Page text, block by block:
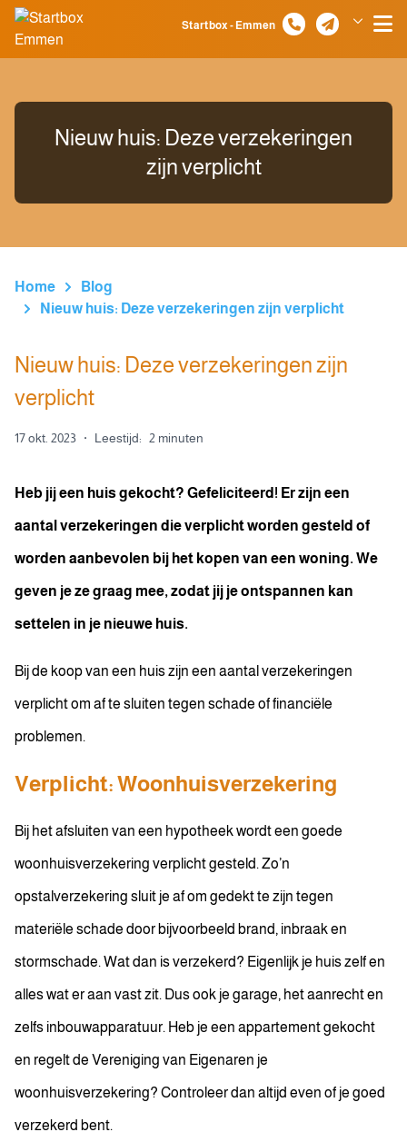
Spring naar inhoud
Startbox - Emmen
Nieuw huis: Deze verzekeringen
zijn verplicht
Home
Blog
Nieuw huis: Deze verzekeringen zijn verplicht
Nieuw huis: Deze verzekeringen zijn
verplicht
17 okt. 2023 · Leestijd: 2 minuten
Heb jij een huis gekocht? Gefeliciteerd! Er zijn een
aantal verzekeringen die verplicht worden gesteld of
worden aanbevolen bij het kopen van een woning. We
geven je ze graag mee, zodat jij je ontspannen kan
settelen in je nieuwe huis.
Bij de koop van een huis zijn een aantal verzekeringen
verplicht om af te sluiten tegen schade of financiële
problemen.
Verplicht: Woonhuisverzekering
Bij het afsluiten van een hypotheek wordt een goede
woonhuisverzekering verplicht gesteld. Zo’n
opstalverzekering sluit je af om gedekt te zijn tegen
materiële schade door bijvoorbeeld brand, inbraak en
stormschade. Wat dan is verzekerd? Eigenlijk je huis zelf en
alles wat er aan vast zit. Dus ook je garage, het aanrecht en
zelfs inbouwapparatuur. Heb je een appartement gekocht
en regelt de Vereniging van Eigenaren je
woonhuisverzekering? Controleer dan altijd even of je goed
verzekerd bent.